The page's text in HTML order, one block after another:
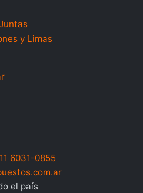
y Limas
6031-0855
el país